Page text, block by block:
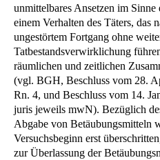
unmittelbares Ansetzen im
einem Verhalten des Täters, das
ungestörtem Fortgang ohne
Tatbestandsverwirklichung
räumlichen und zeitlichen
(vgl. BGH, Beschluss vom 28.
Rn. 4, und Beschluss vom 14.
juris jeweils mwN). Bezüglich
Abgabe von Betäubungsmitteln
Versuchsbeginn erst
zur Überlassung der